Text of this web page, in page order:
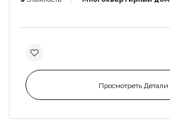
Просмотреть Детали